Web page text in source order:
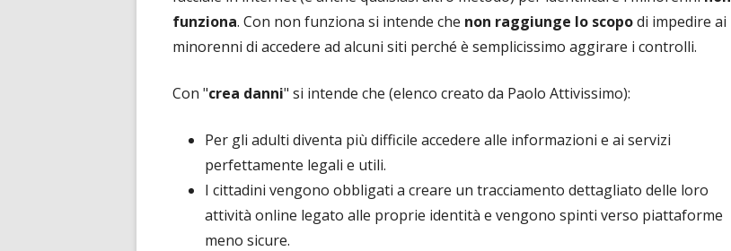
funziona. Con non funziona si intende che non raggiunge lo scopodi impedire ai
minorenni di accedere ad alcuni siti perché è semplicissimo aggirare i controlli.
Con "crea danni" si intende che (elenco creato da Paolo Attivissimo):
Per gli adulti diventa più difficile accedere alle informazioni e ai servizi
perfettamente legali e utili.
I cittadini vengono obbligati a creare un tracciamento dettagliato delle loro
attività online legato alle proprie identità e vengono spinti verso piattaforme
meno sicure.